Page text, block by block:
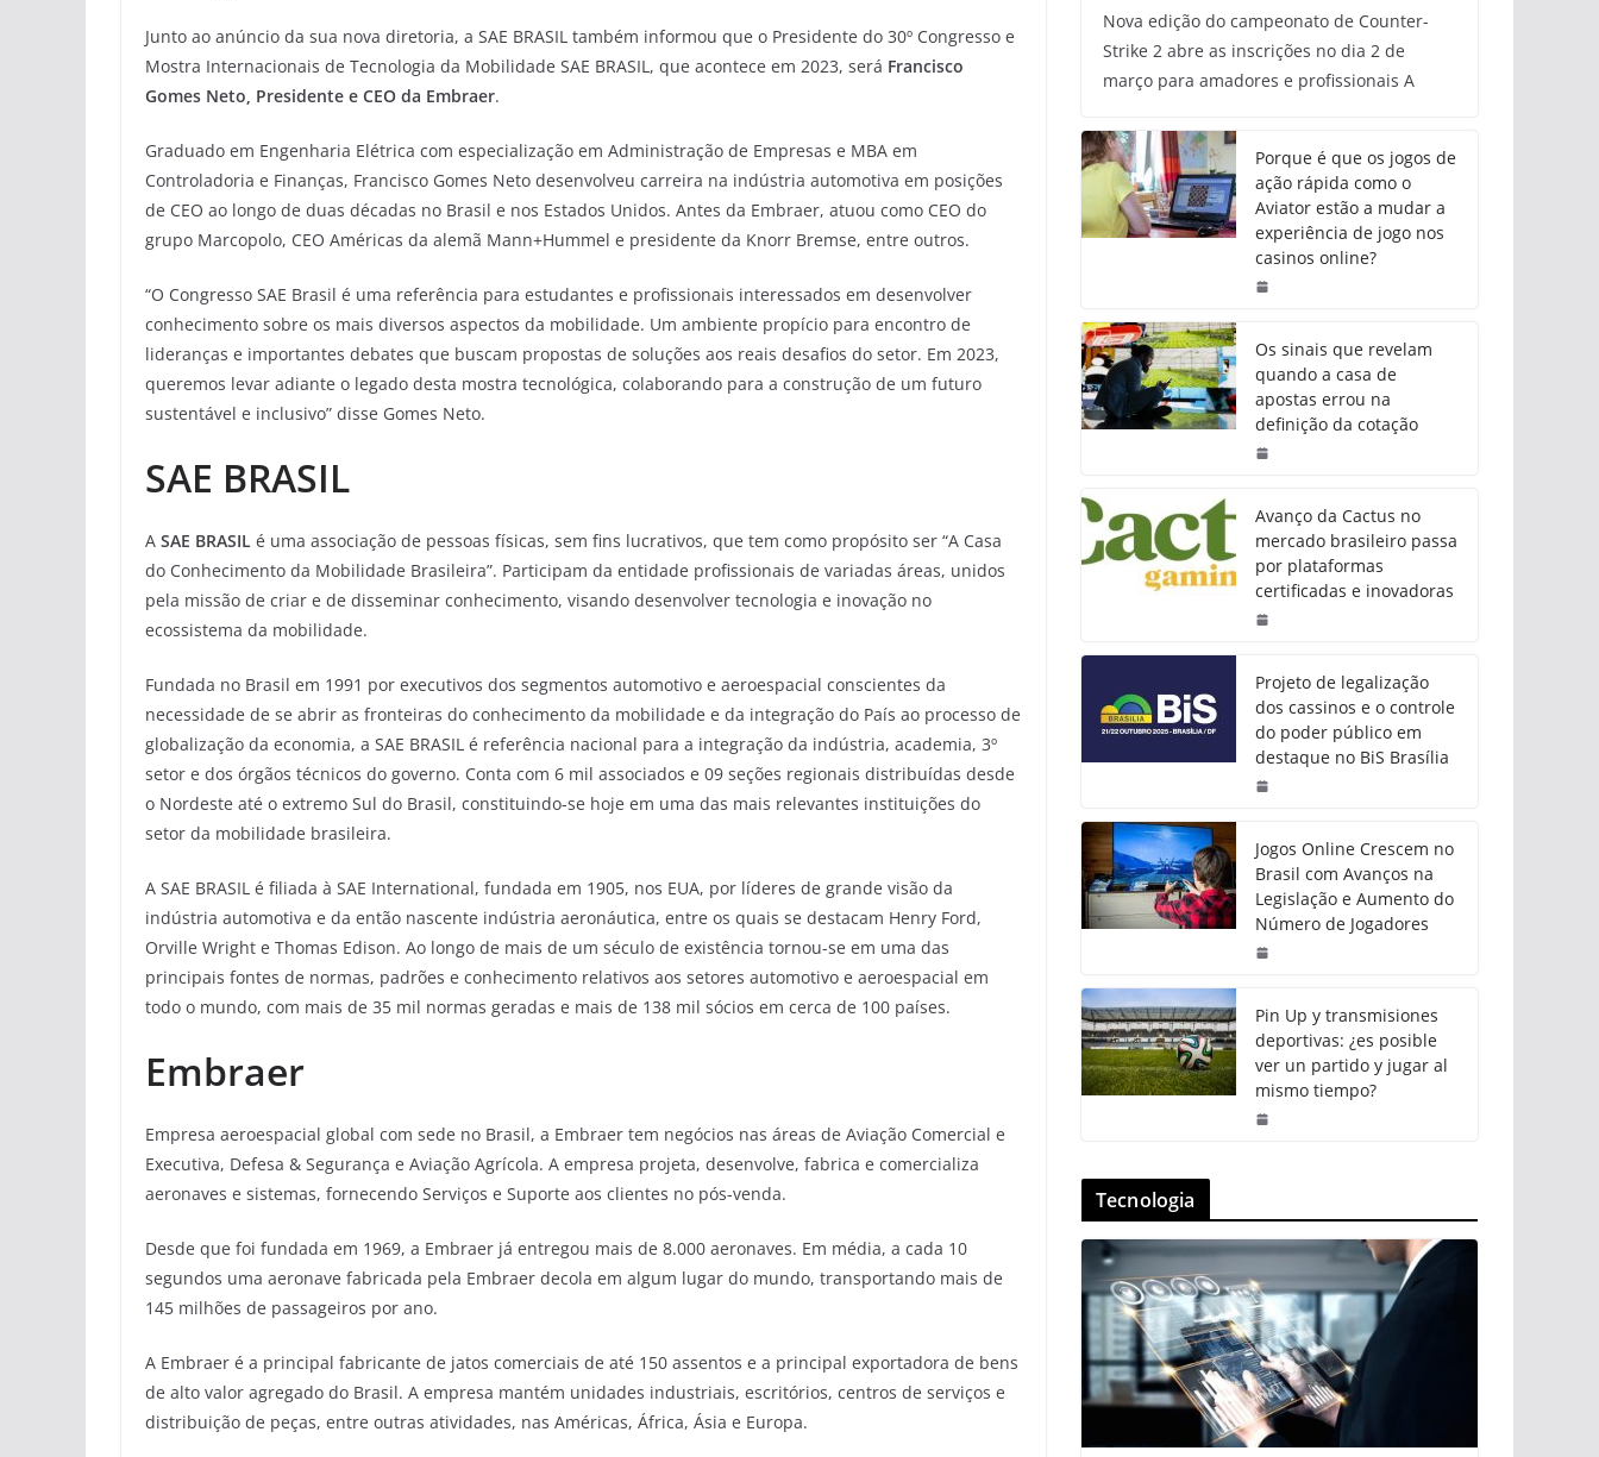
Junto ao anúncio da sua nova diretoria, a SAE BRASIL também informou que o Presidente do 30º Congresso e
Mostra Internacionais de Tecnologia da Mobilidade SAE BRASIL, que acontece em 2023, será Francisco
Gomes Neto, Presidente e CEO da Embraer.
Graduado em Engenharia Elétrica com especialização em Administração de Empresas e MBA em
Controladoria e Finanças, Francisco Gomes Neto desenvolveu carreira na indústria automotiva em posições
de CEO ao longo de duas décadas no Brasil e nos Estados Unidos. Antes da Embraer, atuou como CEO do
grupo Marcopolo, CEO Américas da alemã Mann+Hummel e presidente da Knorr Bremse, entre outros.
“O Congresso SAE Brasil é uma referência para estudantes e profissionais interessados em desenvolver
conhecimento sobre os mais diversos aspectos da mobilidade. Um ambiente propício para encontro de
lideranças e importantes debates que buscam propostas de soluções aos reais desafios do setor. Em 2023,
queremos levar adiante o legado desta mostra tecnológica, colaborando para a construção de um futuro
sustentável e inclusivo” disse Gomes Neto.
SAE BRASIL
A SAE BRASIL é uma associação de pessoas físicas, sem fins lucrativos, que tem como propósito ser “A Casa
do Conhecimento da Mobilidade Brasileira”. Participam da entidade profissionais de variadas áreas, unidos
pela missão de criar e de disseminar conhecimento, visando desenvolver tecnologia e inovação no
ecossistema da mobilidade.
Fundada no Brasil em 1991 por executivos dos segmentos automotivo e aeroespacial conscientes da
necessidade de se abrir as fronteiras do conhecimento da mobilidade e da integração do País ao processo de
globalização da economia, a SAE BRASIL é referência nacional para a integração da indústria, academia, 3º
setor e dos órgãos técnicos do governo. Conta com 6 mil associados e 09 seções regionais distribuídas desde
o Nordeste até o extremo Sul do Brasil, constituindo-se hoje em uma das mais relevantes instituições do
setor da mobilidade brasileira.
A SAE BRASIL é filiada à SAE International, fundada em 1905, nos EUA, por líderes de grande visão da
indústria automotiva e da então nascente indústria aeronáutica, entre os quais se destacam Henry Ford,
Orville Wright e Thomas Edison. Ao longo de mais de um século de existência tornou-se em uma das
principais fontes de normas, padrões e conhecimento relativos aos setores automotivo e aeroespacial em
todo o mundo, com mais de 35 mil normas geradas e mais de 138 mil sócios em cerca de 100 países.
Embraer
Empresa aeroespacial global com sede no Brasil, a Embraer tem negócios nas áreas de Aviação Comercial e
Executiva, Defesa & Segurança e Aviação Agrícola. A empresa projeta, desenvolve, fabrica e comercializa
aeronaves e sistemas, fornecendo Serviços e Suporte aos clientes no pós-venda.
Desde que foi fundada em 1969, a Embraer já entregou mais de 8.000 aeronaves. Em média, a cada 10
segundos uma aeronave fabricada pela Embraer decola em algum lugar do mundo, transportando mais de
145 milhões de passageiros por ano.
A Embraer é a principal fabricante de jatos comerciais de até 150 assentos e a principal exportadora de bens
de alto valor agregado do Brasil. A empresa mantém unidades industriais, escritórios, centros de serviços e
distribuição de peças, entre outras atividades, nas Américas, África, Ásia e Europa.
Nova edição do campeonato de Counter-
Strike 2 abre as inscrições no dia 2 de
março para amadores e profissionais A
Porque é que os jogos de
ação rápida como o
Aviator estão a mudar a
experiência de jogo nos
casinos online?
Os sinais que revelam
quando a casa de
apostas errou na
definição da cotação
Avanço da Cactus no
mercado brasileiro passa
por plataformas
certificadas e inovadoras
Projeto de legalização
dos cassinos e o controle
do poder público em
destaque no BiS Brasília
Jogos Online Crescem no
Brasil com Avanços na
Legislação e Aumento do
Número de Jogadores
Pin Up y transmisiones
deportivas: ¿es posible
ver un partido y jugar al
mismo tiempo?
Tecnologia